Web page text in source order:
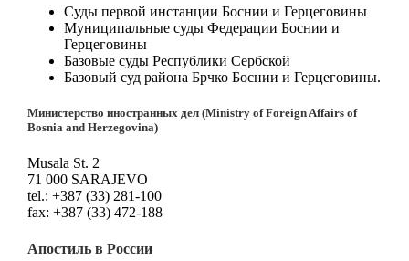
Суды первой инстанции Боснии и Герцеговины
Муниципальные суды Федерации Боснии и
Герцеговины
Базовые суды Республики Сербской
Базовый суд района Брчко Боснии и Герцеговины.
Министерство иностранных дел (Ministry of Foreign Affairs of
Bosnia and Herzegovina)
Musala St. 2
71 000 SARAJEVO
tel.: +387 (33) 281-100
fax: +387 (33) 472-188
Апостиль в России